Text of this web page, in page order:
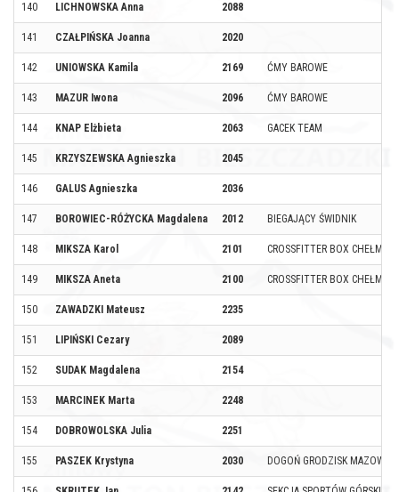
140 LICHNOWSKA Anna 2088
141 CZAŁPIŃSKA Joanna 2020
142 UNIOWSKA Kamila 2169 ĆMY BAROWE
143 MAZUR Iwona 2096 ĆMY BAROWE
144 KNAP Elżbieta 2063 GACEK TEAM
145 KRZYSZEWSKA Agnieszka 2045
146 GALUS Agnieszka 2036
147 BOROWIEC-RÓŻYCKA Magdalena 2012 BIEGAJĄCY ŚWIDNIK
148 MIKSZA Karol 2101 CROSSFITTER BOX CHEŁM
149 MIKSZA Aneta 2100 CROSSFITTER BOX CHEŁM
150 ZAWADZKI Mateusz 2235
151 LIPIŃSKI Cezary 2089
152 SUDAK Magdalena 2154
153 MARCINEK Marta 2248
154 DOBROWOLSKA Julia 2251
155 PASZEK Krystyna 2030 DOGOŃ GRODZISK